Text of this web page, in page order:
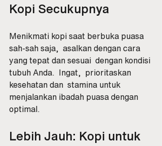
Kopi Secukupnya
Menikmati kopi saat berbuka puasa
sah-sah saja,  asalkan dengan cara
yang tepat dan sesuai  dengan kondisi
tubuh Anda.  Ingat,  prioritaskan
kesehatan dan  stamina untuk
menjalankan ibadah puasa dengan
optimal.
Lebih Jauh: Kopi untuk